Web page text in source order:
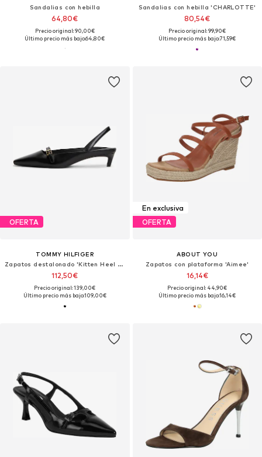
Sandalias con hebilla
64,80€
Precio original: 90,00€
Último precio más bajo:64,80€
Sandalias con hebilla 'CHARLOTTE'
80,54€
Precio original: 99,90€
Último precio más bajo:71,59€
OFERTA
TOMMY HILFIGER
Zapatos destalonado 'Kitten Heel Slingbacks'
112,50€
Precio original: 139,00€
Último precio más bajo:109,00€
En exclusiva
OFERTA
ABOUT YOU
Zapatos con plataforma 'Aimee'
16,14€
Precio original: 44,90€
Último precio más bajo:16,14€